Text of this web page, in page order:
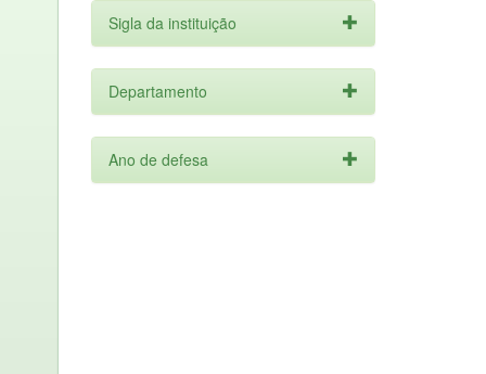
Sigla da instituição
Departamento
Ano de defesa